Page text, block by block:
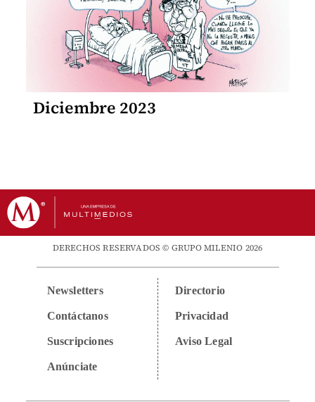
Diciembre 2023
DERECHOS RESERVADOS © GRUPO MILENIO 2026
Newsletters
Contáctanos
Suscripciones
Anúnciate
Directorio
Privacidad
Aviso Legal